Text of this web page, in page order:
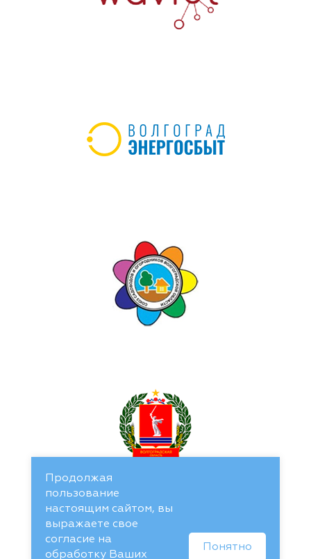
Продолжая
пользование
настоящим сайтом, вы
выражаете свое
согласие на
обработку Ваших
Понятно